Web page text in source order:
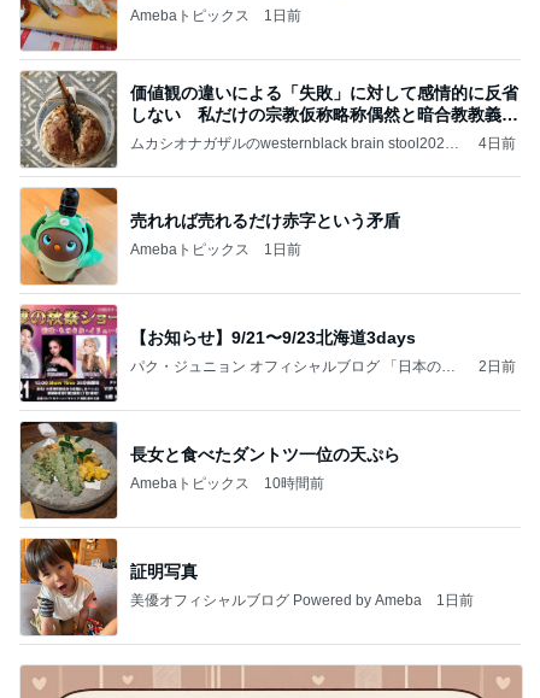
Amebaトピックス 1日前
価値観の違いによる「失敗」に対して感情的に反省
しない 私だけの宗教仮称略称偶然と暗合教教義候
補
ムカシオナガザルのwesternblack brain stool2024
ガザル
4日前
売れれば売れるだけ赤字という矛盾
Amebaトピックス 1日前
【お知らせ】9/21〜9/23北海道3days
パク・ジュニョン オフィシャルブログ 「日本の
2日前
長女と食べたダントツ一位の天ぷら
Amebaトピックス 10時間前
証明写真
美優オフィシャルブログ Powered by Ameba 1日前